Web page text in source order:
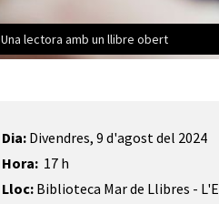
Una lectora amb un llibre obert
Dia: Divendres, 9 d'agost del 2024
Hora: 17 h
Lloc: Biblioteca Mar de Llibres - L'E